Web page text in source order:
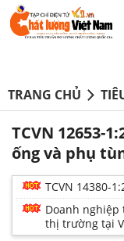
TRANG CHỦ
TCVN 12653-
ống và phụ
TCVN 14380-
Doanh nghiệp
thị trường tại